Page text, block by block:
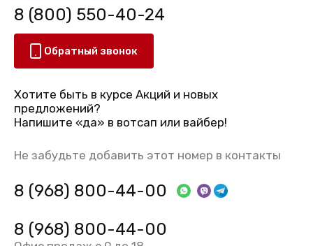
8 (800) 550-40-24
Обратный звонок
Хотите быть в курсе Акций и новых
предложений?
Напишите «да» в вотсап или вайбер!
Не забудьте добавить этот номер в контакты
8 (968) 800-44-00
8 (968) 800-44-00